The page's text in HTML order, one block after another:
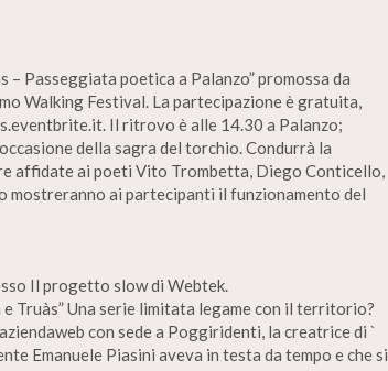
Passeggiata poetica a Palanzo” promossa da
Walking Festival. La partecipazione è gratuita,
Il ritrovo è alle 14.30 a Palanzo;
della sagra del torchio. Condurrà la
affidate ai poeti Vito Trombetta, Diego Conticello,
mostreranno ai partecipanti il funzionamento del
Il progetto slow di Webtek.
Truàs” Una serie limitata legame con il territorio?
con sede a Poggiridenti, la creatrice di `
Emanuele Piasini aveva in testa da tempo e che si